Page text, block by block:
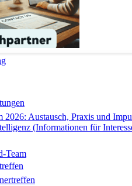
Austausch, Praxis und
(Informationen für
Team